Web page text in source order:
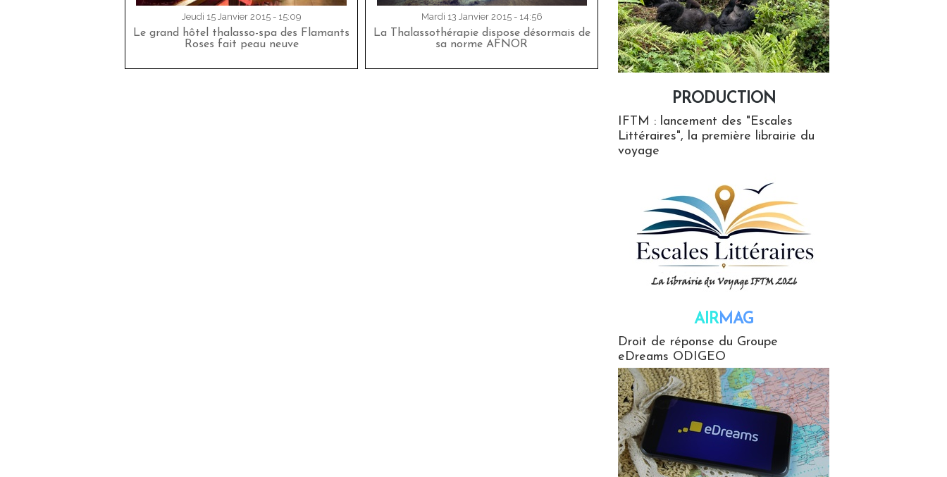
Jeudi 15 Janvier 2015 - 15:09
Le grand hôtel thalasso-spa des Flamants
Roses fait peau neuve
Mardi 13 Janvier 2015 - 14:56
La Thalassothérapie dispose désormais de
sa norme AFNOR
PRODUCTION
IFTM : lancement des "Escales
Littéraires", la première librairie du
voyage
AIRMAG
Droit de réponse du Groupe
eDreams ODIGEO